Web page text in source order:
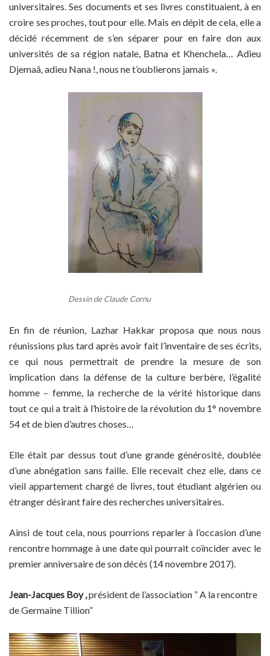
universitaires. Ses documents et ses livres constituaient, à en
croire ses proches, tout pour elle. Mais en dépit de cela, elle a
décidé récemment de s’en séparer pour en faire don aux
universités de sa région natale, Batna et Khenchela… Adieu
Djemaâ, adieu Nana !, nous ne t’oublierons jamais ».
Dessin de Claude Cornu
En fin de réunion, Lazhar Hakkar proposa que nous nous
réunissions plus tard après avoir fait l’inventaire de ses écrits,
ce qui nous permettrait de prendre la mesure de son
implication dans la défense de la culture berbère, l’égalité
homme – femme, la recherche de la vérité historique dans
tout ce qui a trait à l’histoire de la révolution du 1° novembre
54 et de bien d’autres choses…
Elle était par dessus tout d’une grande générosité, doublée
d’une abnégation sans faille. Elle recevait chez elle, dans ce
vieil appartement chargé de livres, tout étudiant algérien ou
étranger désirant faire des recherches universitaires.
Ainsi de tout cela, nous pourrions reparler à l’occasion d’une
rencontre hommage à une date qui pourrait coïncider avec le
premier anniversaire de son décès (14 novembre 2017).
Jean-Jacques Boy ,président de l’association ” A la rencontre
de Germaine Tillion”